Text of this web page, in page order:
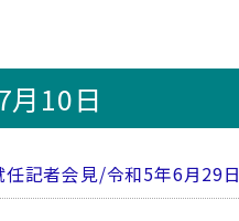
月10日
任記者会見/令和5年6月29日